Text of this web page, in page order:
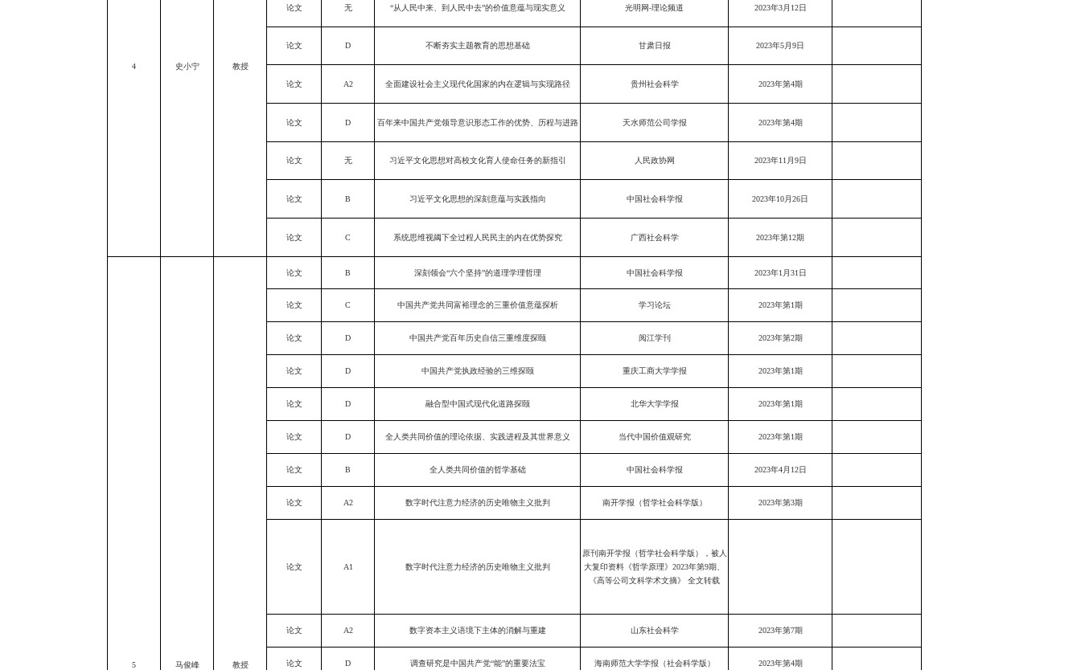
4 史小宁 教授
论文 无 “从人民中来、到人民中去”的价值意蕴与现实意义 光明网-理论频道 2023年3月12日
论文 D 不断夯实主题教育的思想基础 甘肃日报 2023年5月9日
论文 A2 全面建设社会主义现代化国家的内在逻辑与实现路径 贵州社会科学 2023年第4期
论文 D 百年来中国共产党领导意识形态工作的优势、历程与进路 天水师范公司学报 2023年第4期
论文 无 习近平文化思想对高校文化育人使命任务的新指引 人民政协网 2023年11月9日
论文 B 习近平文化思想的深刻意蕴与实践指向 中国社会科学报 2023年10月26日
论文 C 系统思维视阈下全过程人民民主的内在优势探究 广西社会科学 2023年第12期
5 马俊峰 教授
论文 B 深刻领会“六个坚持”的道理学理哲理 中国社会科学报 2023年1月31日
论文 C 中国共产党共同富裕理念的三重价值意蕴探析 学习论坛 2023年第1期
论文 D 中国共产党百年历史自信三重维度探颐 阅江学刊 2023年第2期
论文 D 中国共产党执政经验的三维探颐 重庆工商大学学报 2023年第1期
论文 D 融合型中国式现代化道路探颐 北华大学学报 2023年第1期
论文 D 全人类共同价值的理论依据、实践进程及其世界意义 当代中国价值观研究 2023年第1期
论文 B 全人类共同价值的哲学基础 中国社会科学报 2023年4月12日
论文 A2 数字时代注意力经济的历史唯物主义批判 南开学报（哲学社会科学版） 2023年第3期
论文 A1 数字时代注意力经济的历史唯物主义批判
原刊南开学报（哲学社会科学版），被人
大复印资料《哲学原理》2023年第9期、
《高等公司文科学术文摘》 全文转载
论文 A2 数字资本主义语境下主体的消解与重建 山东社会科学 2023年第7期
论文 D 调查研究是中国共产党“能”的重要法宝 海南师范大学学报（社会科学版） 2023年第4期